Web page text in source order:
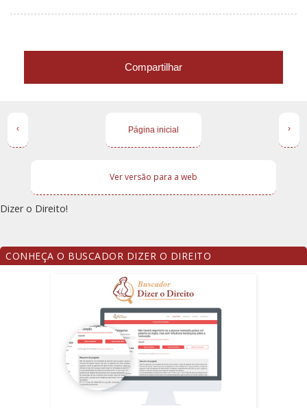
Compartilhar
‹ ›
Página inicial
Ver versão para a web
Dizer o Direito!
CONHEÇA O BUSCADOR DIZER O DIREITO